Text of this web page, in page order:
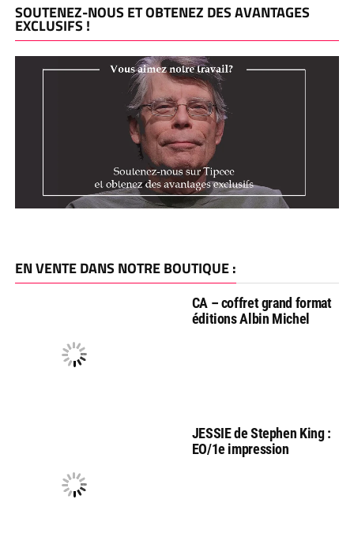
SOUTENEZ-NOUS ET OBTENEZ DES AVANTAGES
EXCLUSIFS !
EN VENTE DANS NOTRE BOUTIQUE :
CA – coffret grand format
éditions Albin Michel
JESSIE de Stephen King :
EO/1e impression